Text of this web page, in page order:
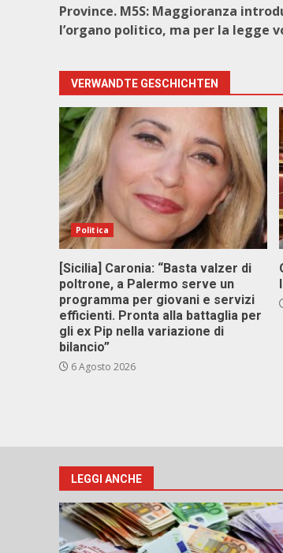
Province. M5S: Maggioranza
l’organo politico, ma per la legge
VERWANDTE GESCHICHTEN
Politica
[Sicilia] Caronia: “Basta valzer di
poltrone, a Palermo serve un
programma per giovani e servizi
efficienti. Pronta alla battaglia per
gli ex Pip nella variazione di
bilancio”
6 Agosto 2026
LEGGI ANCHE